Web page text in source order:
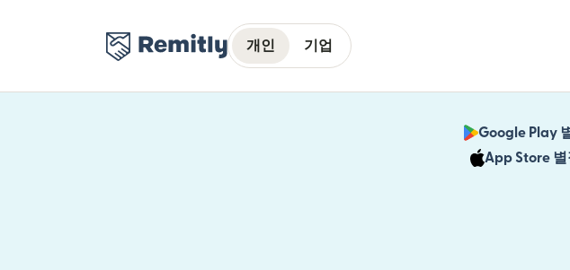
개인 기업
Google Play
App Store 별